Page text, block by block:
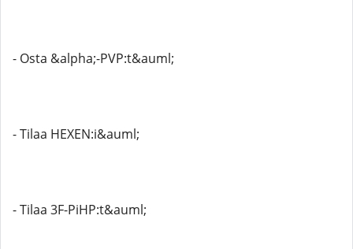
- Osta &alpha;-PVP:t&auml;
- Tilaa HEXEN:i&auml;
- Tilaa 3F-PiHP:t&auml;